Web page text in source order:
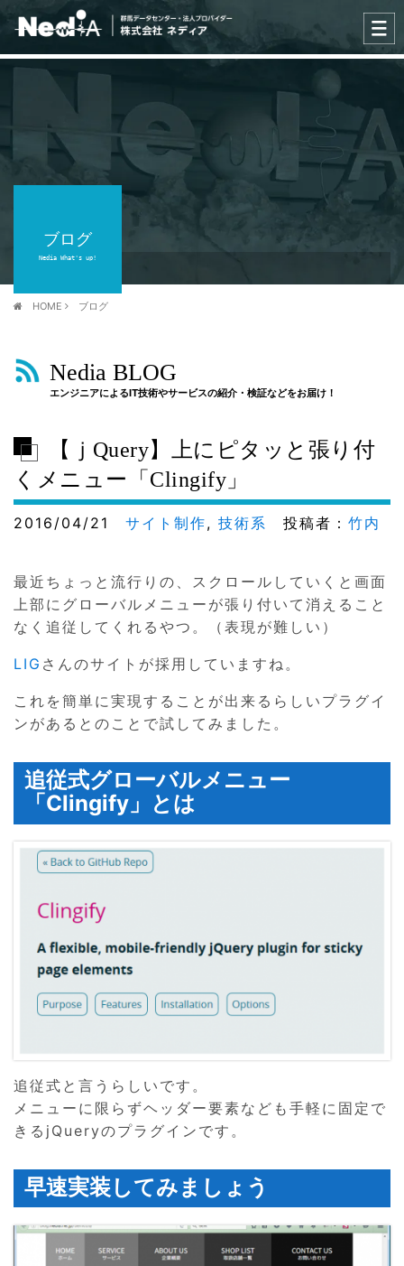
ブログ
Nedia What's up!
HOME ブログ
Nedia BLOG
エンジニアによるIT技術やサービスの紹介・検証などをお届け！
【ｊQuery】上にピタッと張り付
くメニュー「Clingify」
2016/04/21 サイト制作, 技術系 投稿者： 竹内
最近ちょっと流行りの、スクロールしていくと画面
上部にグローバルメニューが張り付いて消えること
なく追従してくれるやつ。（表現が難しい）
LIG さんのサイトが採用していますね。
これを簡単に実現することが出来るらしいプラグイ
ンがあるとのことで試してみました。
追従式グローバルメニュー
「Clingify」とは
追従式と言うらしいです。
メニューに限らずヘッダー要素なども手軽に固定で
きるjQueryのプラグインです。
早速実装してみましょう